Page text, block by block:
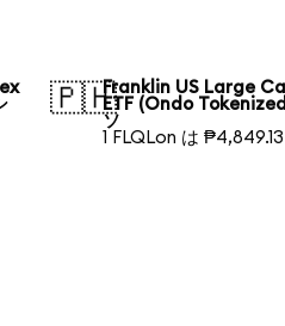
🇵🇭Franklin US Large
ETF (Ondo
ソ
1 FLQLon は